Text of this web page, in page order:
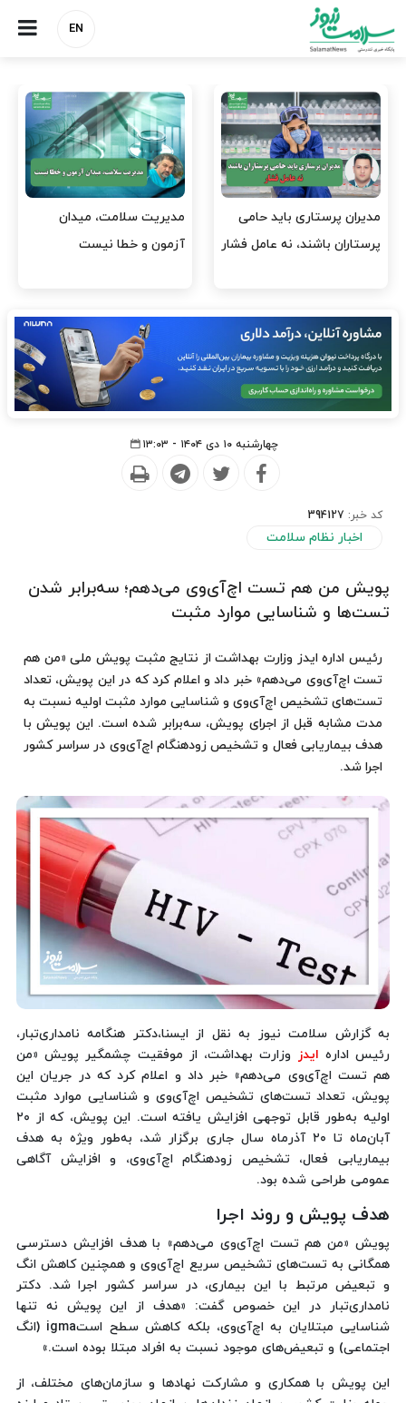
EN
باید حامی
نه عامل فشار
مدیریت سلامت، میدان
آزمون و خطا نیست
وقت وزیر
افتتاح پروژه‌ها
چهارشنبه ۱۰ دی ۱۴۰۴ - ۱۳:۰۳
کد خبر: 394127
اخبار نظام سلامت
پویش من هم تست اچ‌آی‌وی می‌دهم؛ سه‌برابر شدن
تست‌ها و شناسایی موارد مثبت
رئیس اداره ایدز وزارت بهداشت از نتایج مثبت پویش ملی «من هم
تست اچ‌آی‌وی می‌دهم» خبر داد و اعلام کرد که در این پویش، تعداد
تست‌های تشخیص اچ‌آی‌وی و شناسایی موارد مثبت اولیه نسبت به
مدت مشابه قبل از اجرای پویش، سه‌برابر شده است. این پویش با
هدف بیماریابی فعال و تشخیص زودهنگام اچ‌آی‌وی در سراسر کشور
اجرا شد.
به گزارش سلامت نیوز به نقل از ایسنا،دکتر هنگامه نامداری‌تبار،
رئیس اداره ایدز وزارت بهداشت، از موفقیت چشمگیر پویش «من
هم تست اچ‌آی‌وی می‌دهم» خبر داد و اعلام کرد که در جریان این
پویش، تعداد تست‌های تشخیص اچ‌آی‌وی و شناسایی موارد مثبت
اولیه به‌طور قابل توجهی افزایش یافته است. این پویش، که از ۲۰
آبان‌ماه تا ۲۰ آذرماه سال جاری برگزار شد، به‌طور ویژه به هدف
بیماریابی فعال، تشخیص زودهنگام اچ‌آی‌وی، و افزایش آگاهی
عمومی طراحی شده بود.
هدف پویش و روند اجرا
پویش «من هم تست اچ‌آی‌وی می‌دهم» با هدف افزایش دسترسی
همگانی به تست‌های تشخیص سریع اچ‌آی‌وی و همچنین کاهش انگ
و تبعیض مرتبط با این بیماری، در سراسر کشور اجرا شد. دکتر
نامداری‌تبار در این خصوص گفت: «هدف از این پویش نه تنها
شناسایی مبتلایان به اچ‌آی‌وی، بلکه کاهش سطح استigma (انگ
اجتماعی) و تبعیض‌های موجود نسبت به افراد مبتلا بوده است.»
این پویش با همکاری و مشارکت نهادها و سازمان‌های مختلف، از